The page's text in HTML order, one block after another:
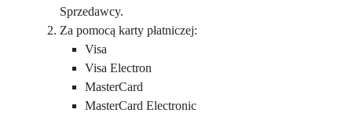
Sprzedawcy.
Za pomocą karty płatniczej:
Visa
Visa Electron
MasterCard
MasterCard Electronic